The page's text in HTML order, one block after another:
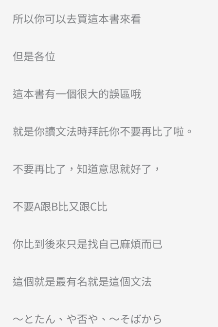
所以你可以去買這本書來看
但是各位
這本書有一個很大的誤區哦
就是你讀文法時拜託你不要再比了啦。
不要再比了，知道意思就好了，
不要A跟B比又跟C比
你比到後來只是找自己麻煩而已
這個就是最有名就是這個文法
〜とたん、や否や、〜そばから